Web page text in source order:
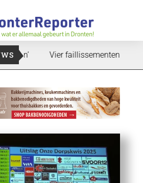
Vier faillissementen in juli: